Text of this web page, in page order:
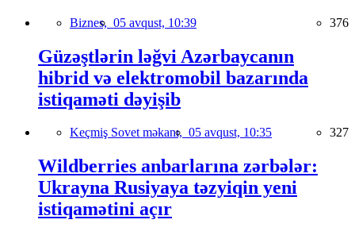
Biznes, 05 avqust, 10:39 376
Güzəştlərin ləğvi Azərbaycanın
hibrid və elektromobil bazarında
istiqaməti dəyişib
Keçmiş Sovet məkanı, 05 avqust, 10:35 327
Wildberries anbarlarına zərbələr:
Ukrayna Rusiyaya təzyiqin yeni
istiqamətini açır